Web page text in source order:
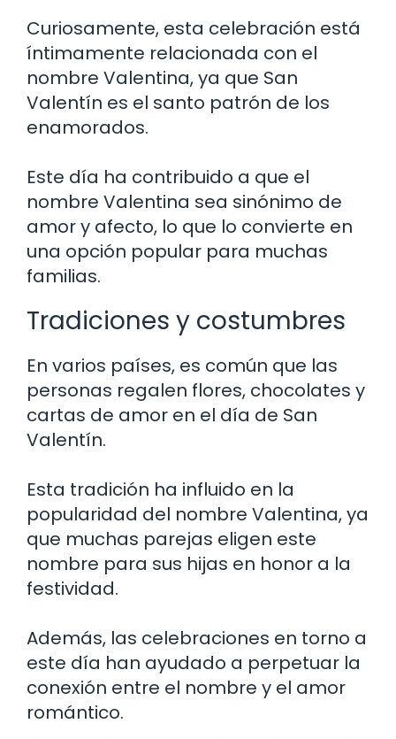
Curiosamente, esta celebración está
íntimamente relacionada con el
nombre Valentina, ya que San
Valentín es el santo patrón de los
enamorados.
Este día ha contribuido a que el
nombre Valentina sea sinónimo de
amor y afecto, lo que lo convierte en
una opción popular para muchas
familias.
Tradiciones y costumbres
En varios países, es común que las
personas regalen flores, chocolates y
cartas de amor en el día de San
Valentín.
Esta tradición ha influido en la
popularidad del nombre Valentina, ya
que muchas parejas eligen este
nombre para sus hijas en honor a la
festividad.
Además, las celebraciones en torno a
este día han ayudado a perpetuar la
conexión entre el nombre y el amor
romántico.